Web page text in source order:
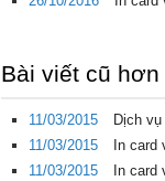
Bài viết cũ hơn
11/03/2015 Dịch
11/03/2015
In card
11/03/2015
In